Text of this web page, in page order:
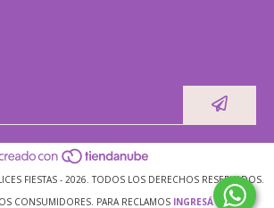
FIESTAS - 2026. TODOS LOS DERECHOS RESERVADOS.
CONSUMIDORES. PARA RECLAMOS INGRESÁ ACÁ.